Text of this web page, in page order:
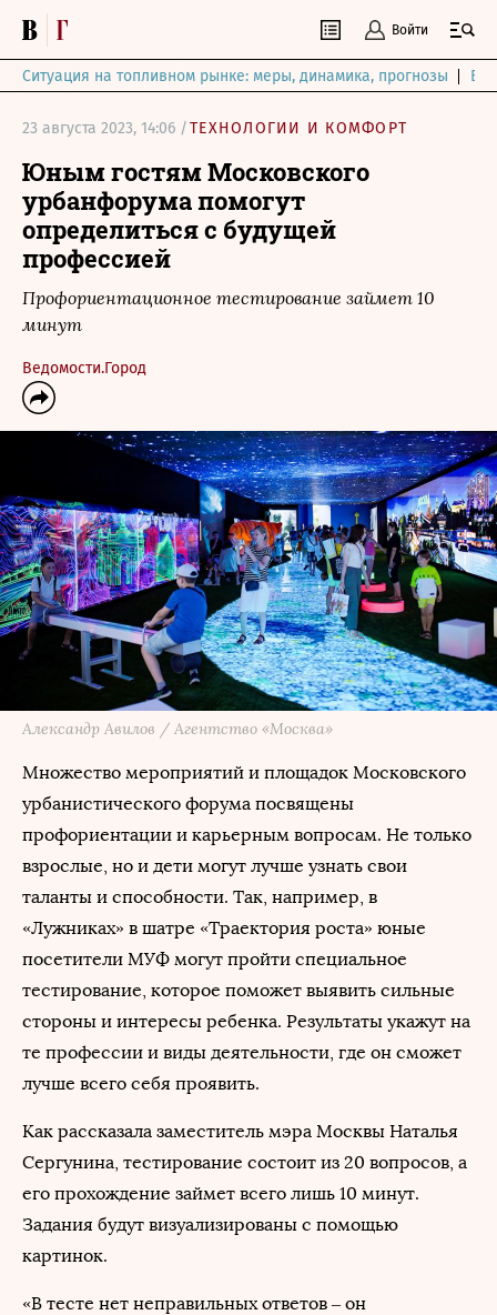
Войти
Ситуация на топливном рынке: меры, динамика, прогнозы
23 августа 2023, 14:06 /ТЕХНОЛОГИИ И КОМФОРТ
Юным гостям Московского
урбанфорума помогут
определиться с будущей
профессией
Профориентационное тестирование займет 10
минут
Ведомости.Город
Александр Авилов / Агентство «Москва»
Множество мероприятий и площадок Московского
урбанистического форума посвящены
профориентации и карьерным вопросам. Не только
взрослые, но и дети могут лучше узнать свои
таланты и способности. Так, например, в
«Лужниках» в шатре «Траектория роста» юные
посетители МУФ могут пройти специальное
тестирование, которое поможет выявить сильные
стороны и интересы ребенка. Результаты укажут на
те профессии и виды деятельности, где он сможет
лучше всего себя проявить.
Как рассказала заместитель мэра Москвы Наталья
Сергунина, тестирование состоит из 20 вопросов, а
его прохождение займет всего лишь 10 минут.
Задания будут визуализированы с помощью
картинок.
«В тесте нет неправильных ответов – он